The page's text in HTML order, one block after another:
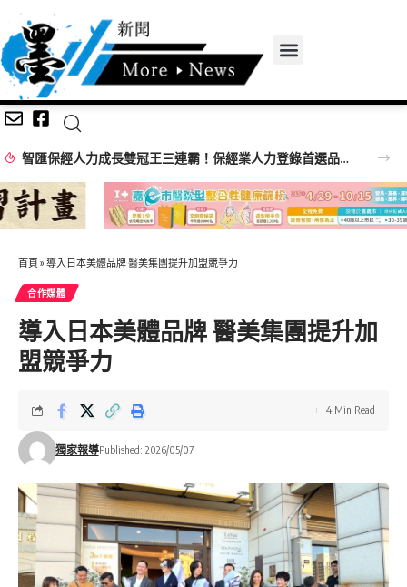
智匯保經人力成長雙冠王三連霸！保經業人力登錄首選品牌 邁向萬人保經新里程
首頁 » 導入日本美體品牌 醫美集團提升加盟競爭力
合作媒體
導入日本美體品牌 醫美集團提升加
盟競爭力
獨家報導Published: 2026/05/07
4 Min Read